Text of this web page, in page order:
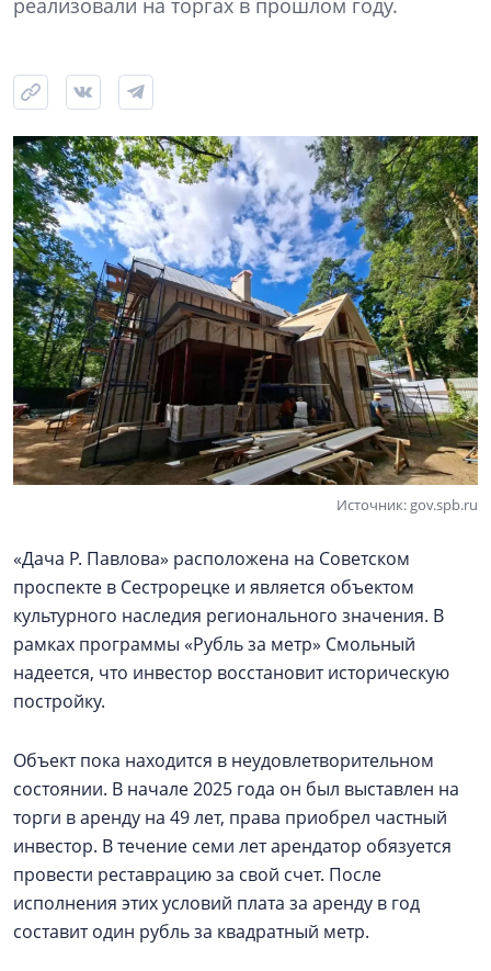
реализовали на торгах в прошлом году.
Источник: gov.spb.ru
«Дача Р. Павлова» расположена на Советском
проспекте в Сестрорецке и является объектом
культурного наследия регионального значения. В
рамках программы «Рубль за метр» Смольный
надеется, что инвестор восстановит историческую
постройку.
Объект пока находится в неудовлетворительном
состоянии. В начале 2025 года он был выставлен на
торги в аренду на 49 лет, права приобрел частный
инвестор. В течение семи лет арендатор обязуется
провести реставрацию за свой счет. После
исполнения этих условий плата за аренду в год
составит один рубль за квадратный метр.